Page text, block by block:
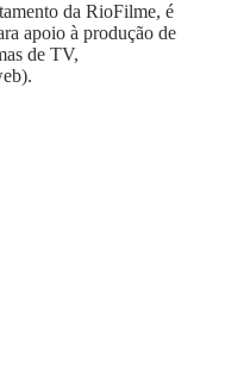
da RioFilme, é
apoio à produção de
de TV,